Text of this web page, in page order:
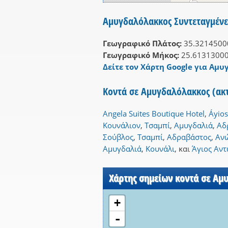
Αμυγδαλόλακκος
Γεωγραφικό Πλάτος:
Γεωγραφικό Μήκος:
Δείτε τον Χάρτη Google για
Κοντά σε Αμυγδαλόλακκος
Angela Suites Boutique Hotel,
Κουνάλιον, Τσαμπί, Αμυγδαλιά,
Σούβλος, Τσαμπί, Αδραβάστος,
Αμυγδαλιά, Κουνάλι, και Άγιος
Χάρτης σημείων κοντά σε
+
-